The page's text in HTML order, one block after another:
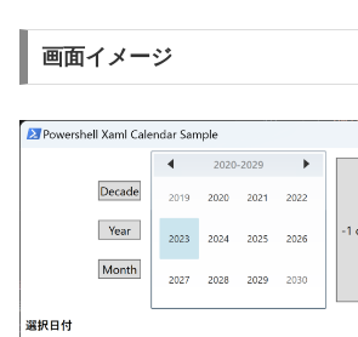
画面イメージ